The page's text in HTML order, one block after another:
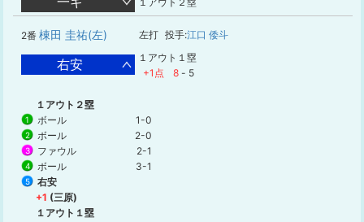
2番 棟田 圭祐(左) 左打 投手:江口 倭斗
右安
１アウト１塁
+1点
8 - 5
１アウト２塁
1 ボール 1-0
2 ボール 2-0
3 ファウル 2-1
4 ボール 3-1
5
右安
+1 (三原)
１アウト１塁